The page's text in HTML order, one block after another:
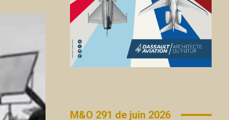
M&O 291 de juin 2026